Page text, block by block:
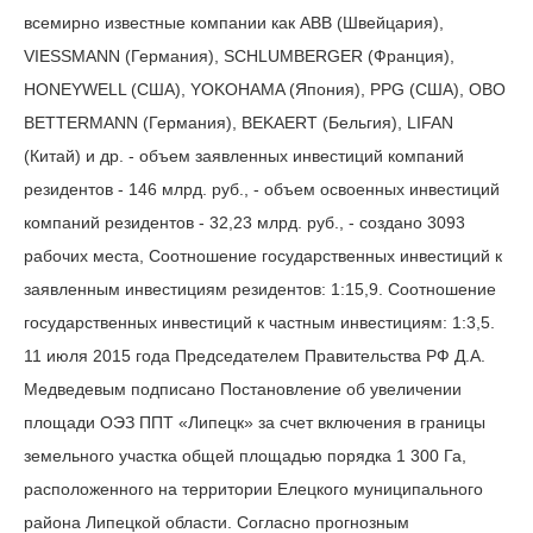
всемирно известные компании как АВВ (Швейцария),
VIESSMANN (Германия), SCHLUMBERGER (Франция),
HONEYWELL (США), YOKOHAMA (Япония), PPG (США), OBO
BETTERMANN (Германия), BEKAERT (Бельгия), LIFAN
(Китай) и др. - объем заявленных инвестиций компаний
резидентов - 146 млрд. руб., - объем освоенных инвестиций
компаний резидентов - 32,23 млрд. руб., - создано 3093
рабочих места, Соотношение государственных инвестиций к
заявленным инвестициям резидентов: 1:15,9. Соотношение
государственных инвестиций к частным инвестициям: 1:3,5.
11 июля 2015 года Председателем Правительства РФ Д.А.
Медведевым подписано Постановление об увеличении
площади ОЭЗ ППТ «Липецк» за счет включения в границы
земельного участка общей площадью порядка 1 300 Га,
расположенного на территории Елецкого муниципального
района Липецкой области. Согласно прогнозным